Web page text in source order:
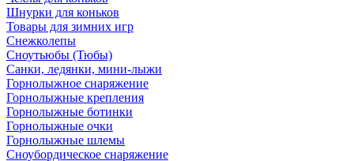
Шнурки для коньков
Товары для зимних игр
Снежколепы
Сноутьюбы (Тюбы)
Санки, ледянки, мини-лыжи
Горнолыжное снаряжение
Горнолыжные крепления
Горнолыжные ботинки
Горнолыжные очки
Горнолыжные шлемы
Сноубордическое снаряжение